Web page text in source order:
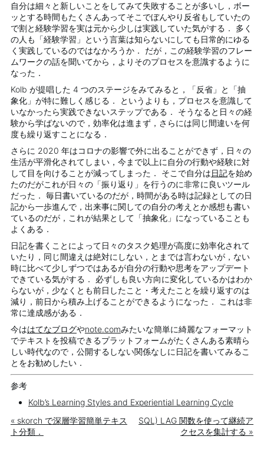
自分は細々と新しいことをしてみて失敗することが多いし，ボー
ッとする時間もたくさんあってそこでぼんやり反省もしていたの
で割と経験学習を実は元から少しは実践していた気がする． 多く
の人も「経験学習」という言葉は知らないにしても日常的にゆる
く実践しているのではなかろうか． だが，この経験学習のフレー
ムワークの話を聞いてから，よりそのプロセスを意識するように
なった．
Kolb が提唱した 4 つのステージをみてみると，「反省」と「抽
象化」が特に難しく感じる． というよりも，プロセスを意識して
いなかったら実践できないステップである． そうなると日々の経
験から学ばないので，効率化は進まず，さらには同じ間違いを何
度も繰り返すことになる．
さらに 2020 年はコロナの影響で外に出ることができず，日々の
生活が平滑化されてしまい，今まで以上に自分の行動や経験に対
して目を向けることが減ってしまった． そこで自分は日記を始め
たのだがこれが日々の「振り返り」を行うのに非常に良いツール
だった． 毎日書いているのだが，時間がある時は記録としての日
記から一歩進んで，出来事に関しての自分の考えとか感想も書い
ているのだが，これが結果として「抽象化」になっていることも
よくある．
日記を書くことによって日々のタスク処理が高度に効率化されて
いたり，同じ間違えは絶対にしない，とまでは言わないが，ない
時に比べて少しずつではあるが自分の行動や思考をアップデート
できている気がする． 必ずしも良い方向に変化しているかはわか
らないが，少なくとも前日したこと・考えたことを繰り返すのは
減り，前日から積み上げることができるようになった． これは非
常に達成感がある．
今ははてなブログやnote.comみたいな簡単に綺麗なフォーマット
でテキストを投稿できるプラットフォームがたくさんある素晴ら
しい時代なので，公開するしない関係なしに日記を書いてみるこ
とをお勧めしたい．
参考
Kolb’s Learning Styles and Experiential Learning Cycle
« skorch で深層学習簡単テキス
ト分類．
SQL) LAG 関数を使って継続ア
クセスを集計する »